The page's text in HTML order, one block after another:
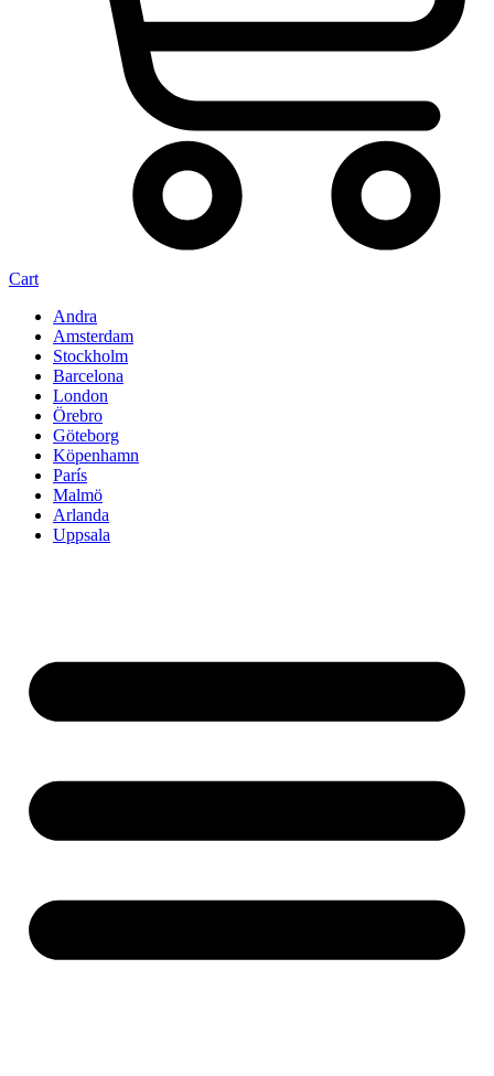
Cart
Andra
Amsterdam
Stockholm
Barcelona
London
Örebro
Göteborg
Köpenhamn
París
Malmö
Arlanda
Uppsala